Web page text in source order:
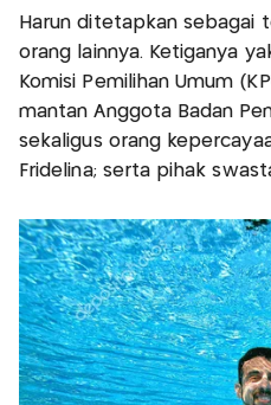
Harun ditetapkan sebagai
orang lainnya. Ketiganya
Komisi Pemilihan Umum
mantan Anggota Badan
sekaligus orang
Fridelina; serta pihak